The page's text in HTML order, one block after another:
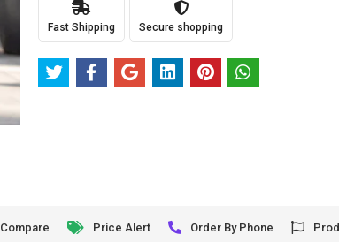
Fast Shipping Secure shopping
Compare Price Alert Order By Phone